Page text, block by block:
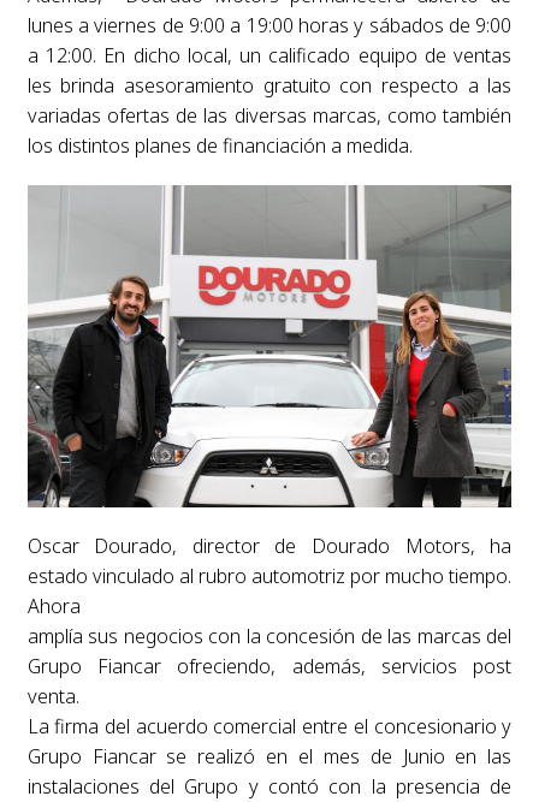
lunes a viernes de 9:00 a 19:00 horas y sábados de 9:00
a 12:00. En dicho local, un calificado equipo de ventas
les brinda asesoramiento gratuito con respecto a las
variadas ofertas de las diversas marcas, como también
los distintos planes de financiación a medida.
Oscar Dourado, director de Dourado Motors, ha
estado vinculado al rubro automotriz por mucho tiempo.
Ahora
amplía sus negocios con la concesión de las marcas del
Grupo Fiancar ofreciendo, además, servicios post
venta.
La firma del acuerdo comercial entre el concesionario y
Grupo Fiancar se realizó en el mes de Junio en las
instalaciones del Grupo y contó con la presencia de